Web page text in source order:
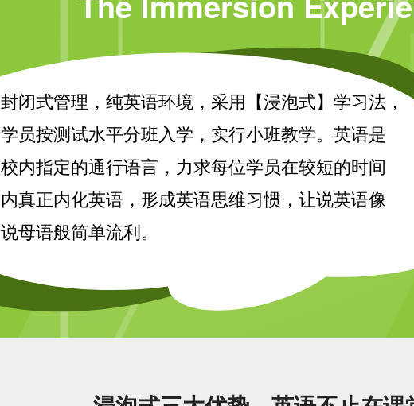
封闭式管理，纯英语环境，采用【浸泡式】学习法，
学员按测试水平分班入学，实行小班教学。英语是
校内指定的通行语言，力求每位学员在较短的时间
内真正内化英语，形成英语思维习惯，让说英语像
说母语般简单流利。